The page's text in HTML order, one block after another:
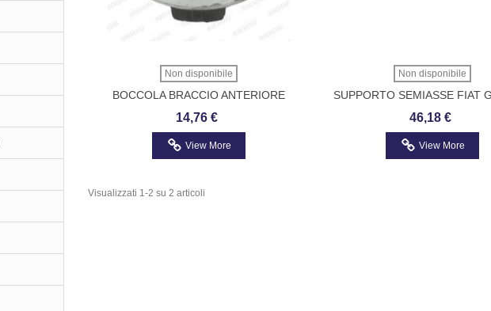
Non disponibile
BOCCOLA BRACCIO ANTERIORE
CITROEN JUMPER- FIAT DUCATO-
14,76 €
View More
Non disponibile
SUPPORTO SEMIASSE FIAT
PUNTO ALFA MITO LANCIA
46,18 €
View More
Visualizzati 1-2 su 2 articoli